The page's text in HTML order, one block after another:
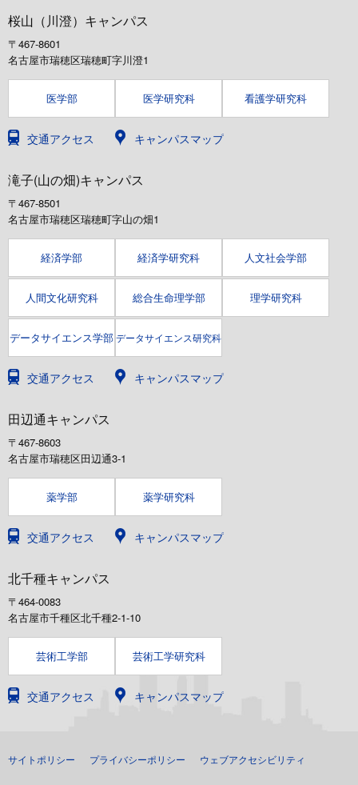
桜山（川澄）キャンパス
〒467-8601
名古屋市瑞穂区瑞穂町字川澄1
医学部 医学研究科 看護学研究科
交通アクセス キャンパスマップ
滝子(山の畑)キャンパス
〒467-8501
名古屋市瑞穂区瑞穂町字山の畑1
経済学部 経済学研究科 人文社会学部
人間文化研究科 総合生命理学部 理学研究科
データサイエンス学部データサイエンス研究科
交通アクセス キャンパスマップ
田辺通キャンパス
〒467-8603
名古屋市瑞穂区田辺通3-1
薬学部 薬学研究科
交通アクセス キャンパスマップ
北千種キャンパス
〒464-0083
名古屋市千種区北千種2-1-10
芸術工学部 芸術工学研究科
交通アクセス キャンパスマップ
サイトポリシー プライバシーポリシー ウェブアクセシビリティ